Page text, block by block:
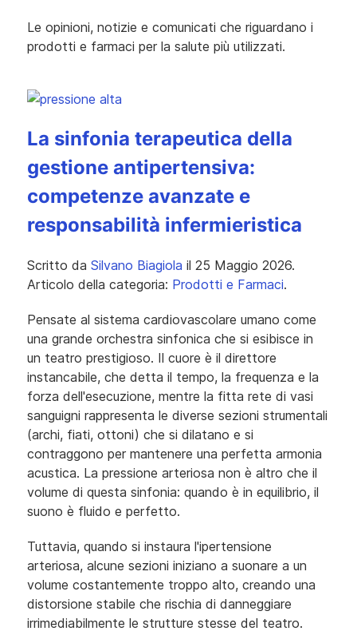
Le opinioni, notizie e comunicati che riguardano i
prodotti e farmaci per la salute più utilizzati.
La sinfonia terapeutica della
gestione antipertensiva:
competenze avanzate e
responsabilità infermieristica
Scritto da Silvano Biagiola il 25 Maggio 2026.
Articolo della categoria: Prodotti e Farmaci.
Pensate al sistema cardiovascolare umano come
una grande orchestra sinfonica che si esibisce in
un teatro prestigioso. Il cuore è il direttore
instancabile, che detta il tempo, la frequenza e la
forza dell'esecuzione, mentre la fitta rete di vasi
sanguigni rappresenta le diverse sezioni strumentali
(archi, fiati, ottoni) che si dilatano e si
contraggono per mantenere una perfetta armonia
acustica. La pressione arteriosa non è altro che il
volume di questa sinfonia: quando è in equilibrio, il
suono è fluido e perfetto.
Tuttavia, quando si instaura l'ipertensione
arteriosa, alcune sezioni iniziano a suonare a un
volume costantemente troppo alto, creando una
distorsione stabile che rischia di danneggiare
irrimediabilmente le strutture stesse del teatro.